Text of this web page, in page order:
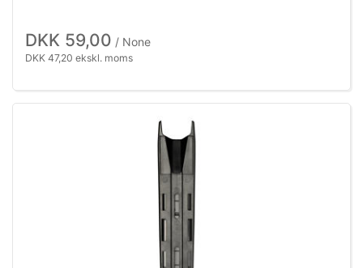
DKK 59,00 / None
DKK 47,20 ekskl. moms